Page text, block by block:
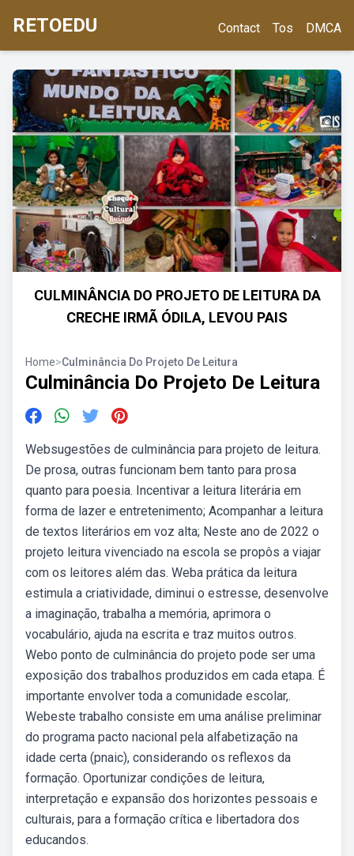
RETOEDU Contact Tos DMCA
CULMINÂNCIA DO PROJETO DE LEITURA DA
CRECHE IRMÃ ÓDILA, LEVOU PAIS
Home>Culminância Do Projeto De Leitura
Culminância Do Projeto De Leitura
Websugestões de culminância para projeto de leitura.
De prosa, outras funcionam bem tanto para prosa
quanto para poesia. Incentivar a leitura literária em
forma de lazer e entretenimento; Acompanhar a leitura
de textos literários em voz alta; Neste ano de 2022 o
projeto leitura vivenciado na escola se propôs a viajar
com os leitores além das. Weba prática da leitura
estimula a criatividade, diminui o estresse, desenvolve
a imaginação, trabalha a memória, aprimora o
vocabulário, ajuda na escrita e traz muitos outros.
Webo ponto de culminância do projeto pode ser uma
exposição dos trabalhos produzidos em cada etapa. É
importante envolver toda a comunidade escolar,.
Webeste trabalho consiste em uma análise preliminar
do programa pacto nacional pela alfabetização na
idade certa (pnaic), considerando os reflexos da
formação. Oportunizar condições de leitura,
interpretação e expansão dos horizontes pessoais e
culturais, para a formação crítica e libertadora dos
educandos.